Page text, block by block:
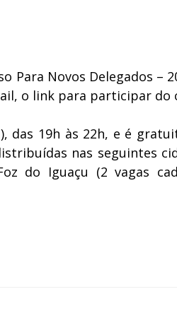
Para Novos Delegados –
o link para participar do
das 19h às 22h, e é
nas seguintes
do Iguaçu (2 vagas